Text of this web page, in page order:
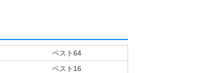
ベスト64
ベスト16